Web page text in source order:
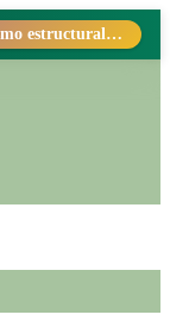
Racismo estructural, perfilamiento racial y abolicionismo carcelario.